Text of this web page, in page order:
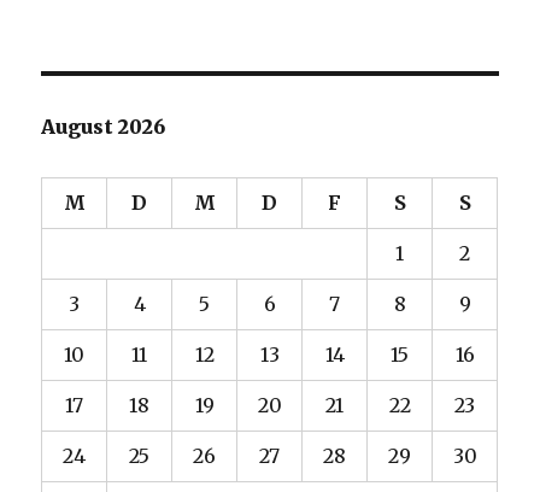
August 2026
M D M D F S S
1 2
3 4 5 6 7 8 9
10 11 12 13 14 15 16
17 18 19 20 21 22 23
24 25 26 27 28 29 30